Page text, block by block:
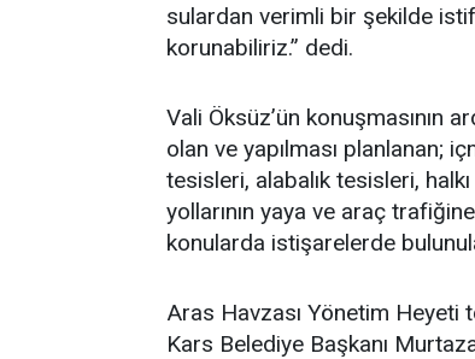
sulardan verimli bir şekilde
korunabiliriz.” dedi.
Vali Öksüz’ün konuşmasının
olan ve yapılması planlanan;
tesisleri, alabalık tesisleri,
yollarının yaya ve araç
konularda istişarelerde
Aras Havzası Yönetim Heyeti
Kars Belediye Başkanı